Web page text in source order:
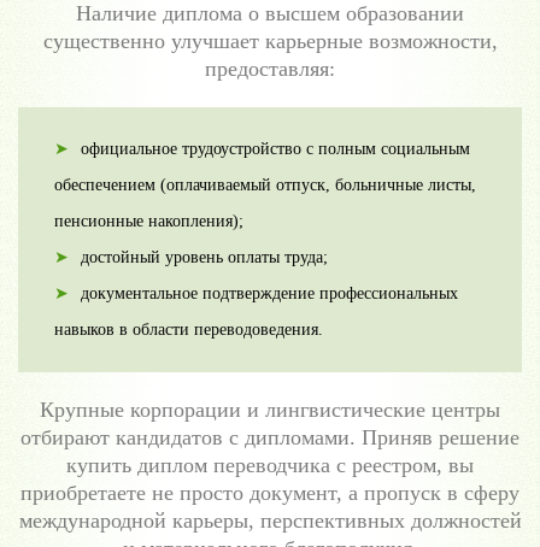
Наличие диплома о высшем образовании
существенно улучшает карьерные возможности,
предоставляя:
официальное трудоустройство с полным социальным
обеспечением (оплачиваемый отпуск, больничные листы,
пенсионные накопления);
достойный уровень оплаты труда;
документальное подтверждение профессиональных
навыков в области переводоведения.
Крупные корпорации и лингвистические центры
отбирают кандидатов с дипломами. Приняв решение
купить диплом переводчика с реестром, вы
приобретаете не просто документ, а пропуск в сферу
международной карьеры, перспективных должностей